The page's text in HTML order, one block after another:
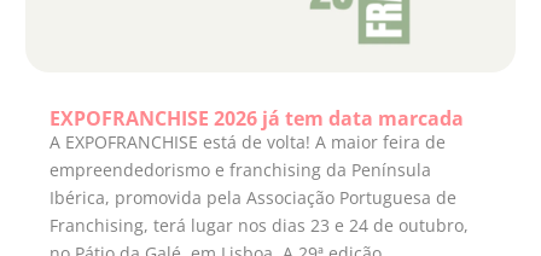
EXPOFRANCHISE 2026 já tem data marcada
A EXPOFRANCHISE está de volta! A maior feira de
empreendedorismo e franchising da Península
Ibérica, promovida pela Associação Portuguesa de
Franchising, terá lugar nos dias 23 e 24 de outubro,